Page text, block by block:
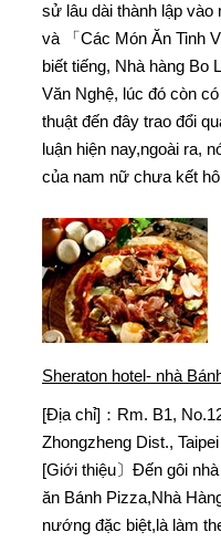
sử lâu dài thành lập vào
và 「Các Món Ăn Tinh
biết tiếng, Nhà hàng Bo
Văn Nghệ, lúc đó còn
thuật đến đây trao đổi
luận hiện nay,ngoài ra,
của nam nữ chưa kết
Sheraton hotel- nhà
[Địa chỉ]：Rm. B1,
Zhongzheng Dist.,
[Giới thiệu〕Đến gôi
ăn Bánh Pizza,Nhà
nướng đặc biệt,là làm